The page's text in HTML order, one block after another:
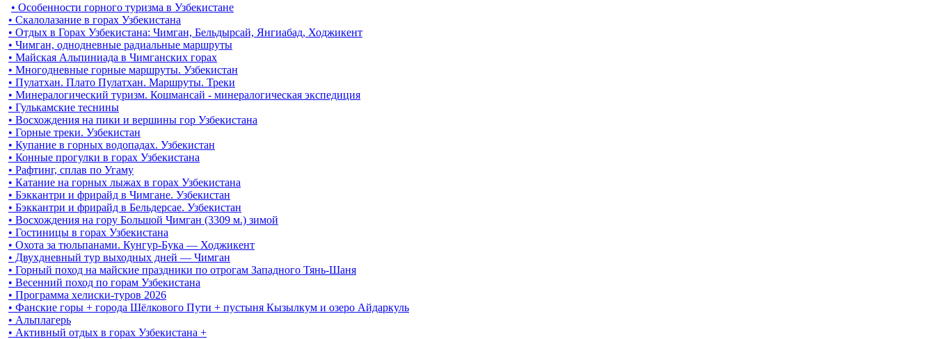
• Особенности горного туризма в Узбекистане
• Скалолазание в горах Узбекистана
• Отдых в Горах Узбекистана: Чимган, Бельдырсай, Янгиабад, Ходжикент
• Чимган, однодневные радиальные маршруты
• Майская Альпиниада в Чимганских горах
• Многодневные горные маршруты. Узбекистан
• Пулатхан. Плато Пулатхан. Маршруты. Треки
• Минералогический туризм. Кошмансай - минералогическая экспедиция
• Гулькамские теснины
• Восхождения на пики и вершины гор Узбекистана
• Горные треки. Узбекистан
• Купание в горных водопадах. Узбекистан
• Конные прогулки в горах Узбекистана
• Рафтинг, сплав по Угаму
• Катание на горных лыжах в горах Узбекистана
• Бэккантри и фрирайд в Чимгане. Узбекистан
• Бэккантри и фрирайд в Бельдерсае. Узбекистан
• Восхождения на гору Большой Чимган (3309 м.) зимой
• Гостиницы в горах Узбекистана
• Охота за тюльпанами. Кунгур-Бука — Ходжикент
• Двухдневный тур выходных дней — Чимган
• Горный поход на майские праздники по отрогам Западного Тянь-Шаня
• Весенний поход по горам Узбекистана
• Программа хелиски-туров 2026
• Фанские горы + города Шёлкового Пути + пустыня Кызылкум и озеро Айдаркуль
• Альплагерь
• Активный отдых в горах Узбекистана +